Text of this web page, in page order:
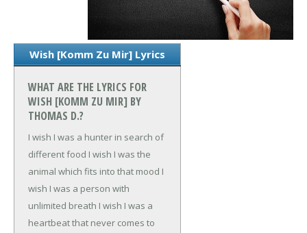
Wish [Komm Zu Mir] Lyrics
WHAT ARE THE LYRICS FOR
WISH [KOMM ZU MIR] BY
THOMAS D.?
I wish I was a hunter in search of
different food I wish I was the
animal which fits into that mood I
wish I was a person with
unlimited breath I wish I was a
heartbeat that never comes to